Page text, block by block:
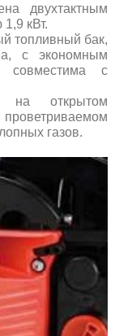
двухтактным
кВт.
топливный бак,
с экономным
совместима с
на открытом
газов.